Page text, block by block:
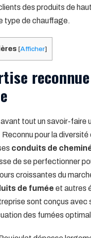
des produits de
type de chauffage.
[Afficher]
avant tout un savoir-faire
pour la diversité
conduits de
de se perfectionner
croissantes du
de fumée et autres
sont conçus avec
des fumées